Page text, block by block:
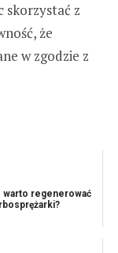
skorzystać z
że
w zgodzie z
warto regenerować